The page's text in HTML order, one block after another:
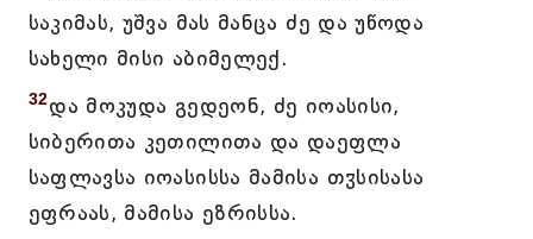
საკიმას, უშვა მას მანცა ძე და უწოდა
სახელი მისი აბიმელექ.
32და მოკუდა გედეონ, ძე იოასისი,
სიბერითა კეთილითა და დაეფლა
საფლავსა იოასისსა მამისა თჳსისასა
ეფრაას, მამისა ეზრისსა.